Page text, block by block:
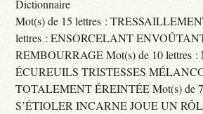
Dictionnaire
Mot(s) de 15 lettres :
lettres : ENSORCELANT
REMBOURRAGE Mot(s) de 10 lettres
ÉCUREUILS TRISTESSES
TOTALEMENT ÉREINTÉE Mot(s) de
S’ÉTIOLER INCARNE JOUE UN